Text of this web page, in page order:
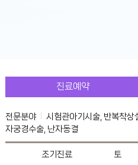
진료예약
전문분야
시험관아기시술, 반복착상
자궁경수술, 난자동결
조기진료 토